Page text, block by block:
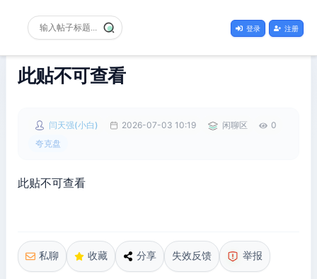
登录 注册
此贴不可查看
闫天强(小白) 2026-07-03 10:19 闲聊区
0
夸克盘
此贴不可查看
私聊 收藏 分享 失效反馈 举报